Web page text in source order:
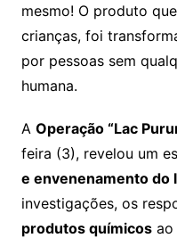
mesmo! O produto
crianças, foi
por pessoas sem
humana.
A Operação “Lac
feira (3), revelou um
e envenenamento do
investigações, os
produtos químicosao